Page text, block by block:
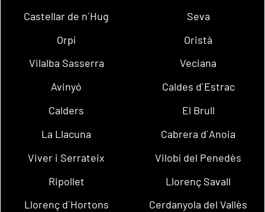
Castellar de n´Hug
Seva
Orpí
Oristà
Vilalba Sasserra
Veciana
Avinyó
Caldes d´Estrac
Calders
El Brull
La Llacuna
Cabrera d´Anoia
Viver i Serrateix
Vilobí del Penedès
Ripollet
Llorenç Savall
Llorenç d´Hortons
Cerdanyola del Vallès